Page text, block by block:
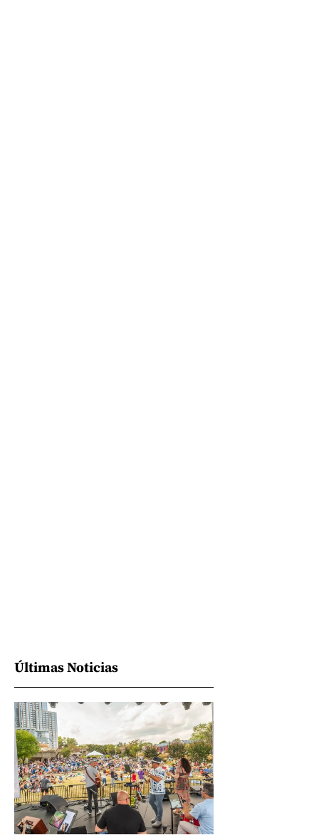
Últimas Noticias